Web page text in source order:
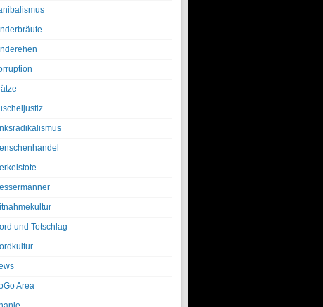
und Totschlag
Area